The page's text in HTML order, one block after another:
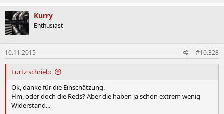
Kurry
Enthusiast
10.11.2015 #10.328
Lurtz schrieb:
Ok, danke für die Einschätzung.
Hm, oder doch die Reds? Aber die haben ja schon extrem wenig
Widerstand...